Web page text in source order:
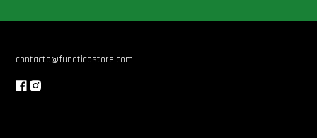
contacto@funaticostore.com